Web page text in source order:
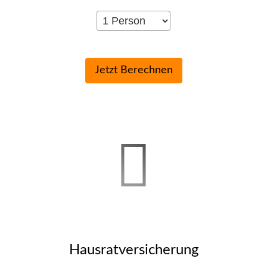
Haus­rat­ver­si­che­rung